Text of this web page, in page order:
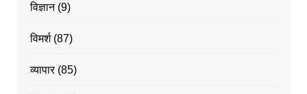
विज्ञान(9)
विमर्श(87)
व्यापार(85)